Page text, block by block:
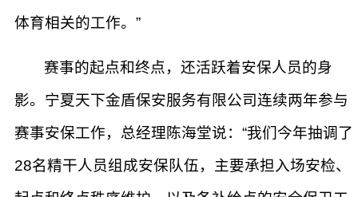
体育相关的工作。”
赛事的起点和终点，还活跃着安保人员的身
影。宁夏天下金盾保安服务有限公司连续两年参与
赛事安保工作，总经理陈海堂说：“我们今年抽调了
28名精干人员组成安保队伍，主要承担入场安检、